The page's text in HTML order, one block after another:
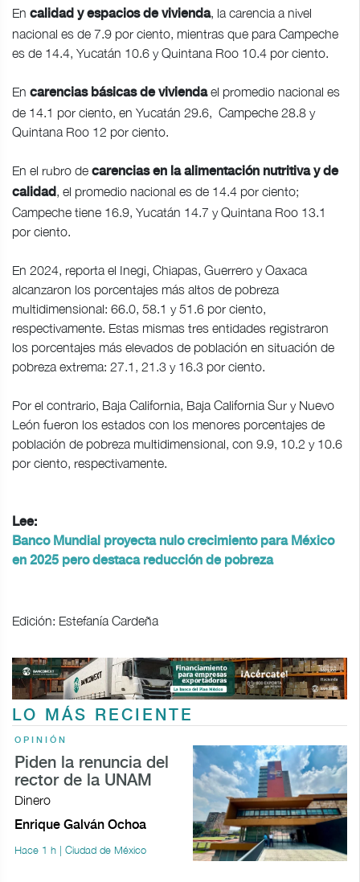
En calidad y espacios de vivienda, la carencia a nivel
nacional es de 7.9 por ciento, mientras que para Campeche
es de 14.4, Yucatán 10.6 y Quintana Roo 10.4 por ciento.
En carencias básicas de viviendael promedio nacional es
de 14.1 por ciento, en Yucatán 29.6, Campeche 28.8 y
Quintana Roo 12 por ciento.
En el rubro de carencias en la alimentación nutritiva y de
calidad, el promedio nacional es de 14.4 por ciento;
Campeche tiene 16.9, Yucatán 14.7 y Quintana Roo 13.1
por ciento.
En 2024, reporta el Inegi, Chiapas, Guerrero y Oaxaca
alcanzaron los porcentajes más altos de pobreza
multidimensional: 66.0, 58.1 y 51.6 por ciento,
respectivamente. Estas mismas tres entidades registraron
los porcentajes más elevados de población en situación de
pobreza extrema: 27.1, 21.3 y 16.3 por ciento.
Por el contrario, Baja California, Baja California Sur y Nuevo
León fueron los estados con los menores porcentajes de
población de pobreza multidimensional, con 9.9, 10.2 y 10.6
por ciento, respectivamente.
Lee:
Banco Mundial proyecta nulo crecimiento para México
en 2025 pero destaca reducción de pobreza
Edición: Estefanía Cardeña
LO MÁS RECIENTE
OPINIÓN
Piden la renuncia del
rector de la UNAM
Dinero
Enrique Galván Ochoa
Hace 1 h | Ciudad de México